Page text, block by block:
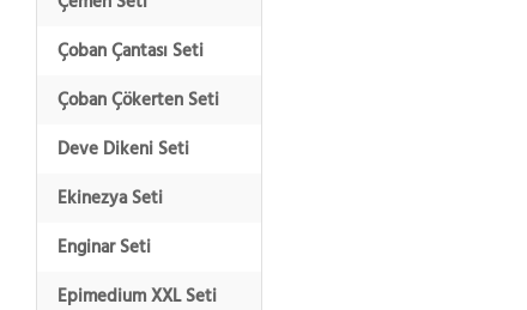
Çoban Çantası Seti
Çoban Çökerten Seti
Deve Dikeni Seti
Ekinezya Seti
Enginar Seti
Epimedium XXL Seti